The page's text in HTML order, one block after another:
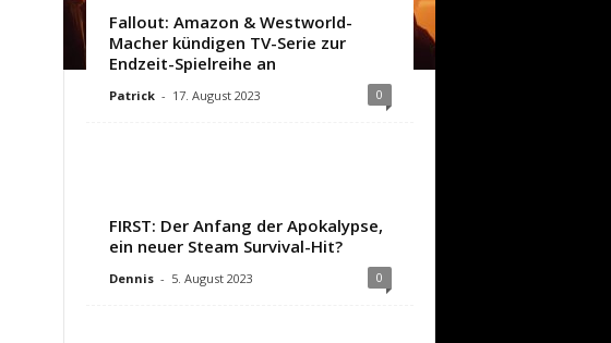
Fallout: Amazon & Westworld-
Macher kündigen TV-Serie zur
Endzeit-Spielreihe an
Patrick - 17. August 2023 0
FIRST: Der Anfang der Apokalypse,
ein neuer Steam Survival-Hit?
Dennis - 5. August 2023 0